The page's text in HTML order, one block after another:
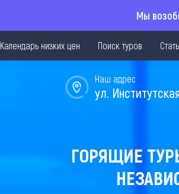
Мы
Календарь низких цен Поиск туров
Наш адрес
ул.
ГОРЯЩИЕ